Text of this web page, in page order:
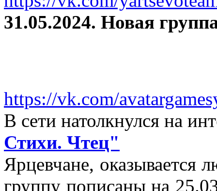
31.05.2024. Новая
https://vk.com/
В сети натолкнулся на
Стихи. Чтец"
Ярцевчане,
группу пописаны на